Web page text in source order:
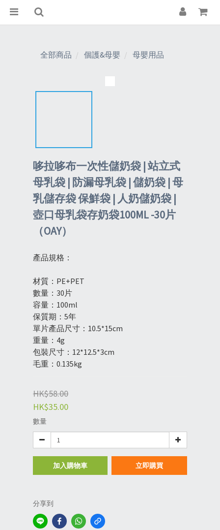
全部商品 個護&母嬰 母嬰用品
哆拉哆布一次性儲奶袋 | 站立式
母乳袋 | 防漏母乳袋 | 儲奶袋 | 母
乳儲存袋 保鮮袋 | 人奶儲奶袋 |
壺口母乳袋存奶袋100ML -30片
（OAY）
產品規格：
材質：PE+PET
數量：30片
容量：100ml
保質期：5年
單片產品尺寸：10.5*15cm
重量：4g
包裝尺寸：12*12.5*3cm
毛重：0.135kg
HK$58.00
HK$35.00
數量
加入購物車 立即購買
分享到